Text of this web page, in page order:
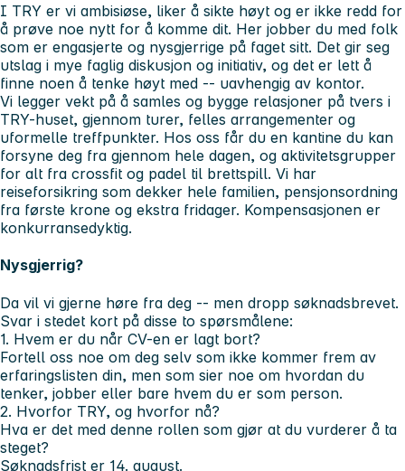
I TRY er vi ambisiøse, liker å sikte høyt og er ikke redd for
å prøve noe nytt for å komme dit. Her jobber du med folk
som er engasjerte og nysgjerrige på faget sitt. Det gir seg
utslag i mye faglig diskusjon og initiativ, og det er lett å
finne noen å tenke høyt med -- uavhengig av kontor.
Vi legger vekt på å samles og bygge relasjoner på tvers i
TRY-huset, gjennom turer, felles arrangementer og
uformelle treffpunkter. Hos oss får du en kantine du kan
forsyne deg fra gjennom hele dagen, og aktivitetsgrupper
for alt fra crossfit og padel til brettspill. Vi har
reiseforsikring som dekker hele familien, pensjonsordning
fra første krone og ekstra fridager. Kompensasjonen er
konkurransedyktig.
Nysgjerrig?
Da vil vi gjerne høre fra deg -- men dropp søknadsbrevet.
Svar i stedet kort på disse to spørsmålene:
1. Hvem er du når CV-en er lagt bort?
Fortell oss noe om deg selv som ikke kommer frem av
erfaringslisten din, men som sier noe om hvordan du
tenker, jobber eller bare hvem du er som person.
2. Hvorfor TRY, og hvorfor nå?
Hva er det med denne rollen som gjør at du vurderer å ta
steget?
Søknadsfrist er 14. august.